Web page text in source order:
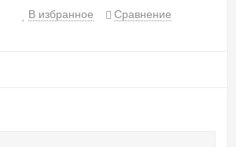
В избранное Сравнение